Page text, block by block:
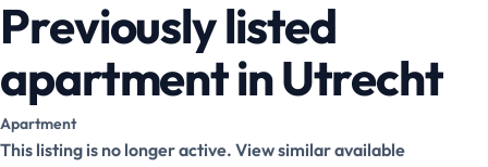
Previously listed
apartment in Utrecht
Apartment
This listing is no longer active. View similar available